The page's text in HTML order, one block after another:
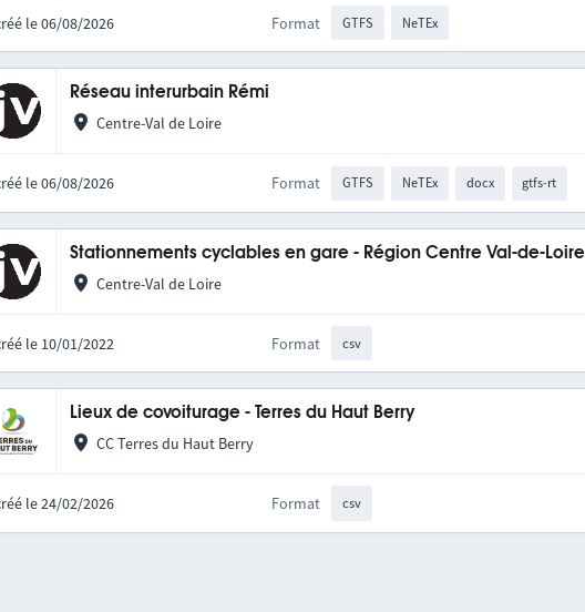
le 06/08/2026 Format GTFS NeTEx
Réseau interurbain Rémi
Centre-Val de Loire
le 06/08/2026 Format GTFS NeTEx docx gtfs-rt
Stationnements cyclables en gare - Région Centre Val-de-Loire
Centre-Val de Loire
le 10/01/2022 Format csv
Lieux de covoiturage - Terres du Haut Berry
CC Terres du Haut Berry
le 24/02/2026 Format csv